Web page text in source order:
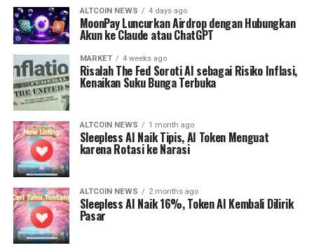
ALTCOIN NEWS 4 days ago
MoonPay Luncurkan Airdrop dengan Hubungkan
Akun ke Claude atau ChatGPT
MARKET 4 weeks ago
Risalah The Fed Soroti AI sebagai Risiko Inflasi,
Kenaikan Suku Bunga Terbuka
ALTCOIN NEWS 1 month ago
Sleepless AI Naik Tipis, AI Token Menguat
karena Rotasi ke Narasi
ALTCOIN NEWS 2 months ago
Sleepless AI Naik 16%, Token AI Kembali Dilirik
Pasar